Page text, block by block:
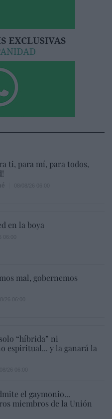
ti, para mí, para todos,
en la boya
mal, gobernemos
“híbrida” ni
espiritual... y la ganará la
el gaymonio...
miembros de la Unión